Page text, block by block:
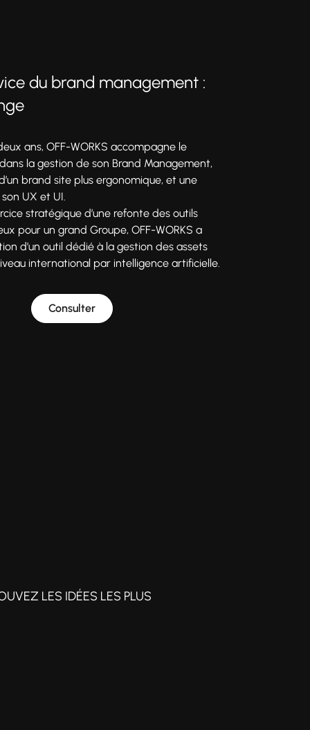
du brand management :
ans, OFF-WORKS accompagne le
la gestion de son Brand Management,
brand site plus ergonomique, et une
UX et UI.
stratégique d’une refonte des outils
pour un grand Groupe, OFF-WORKS a
d’un outil dédié à la gestion des assets
international par intelligence artificielle.
Consulter
LES IDÉES LES PLUS